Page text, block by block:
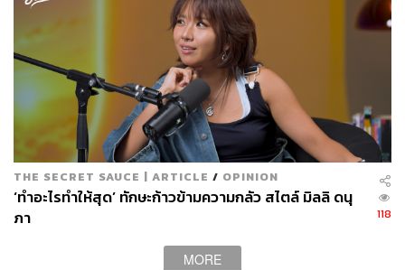
THE SECRET SAUCE | ARTICLE / OPINION
‘ทำอะไรทำให้สุด’ ทักษะก้าวข้ามความกลัว สไตล์ มิลลิ ดนุ
ภา
118
MORE